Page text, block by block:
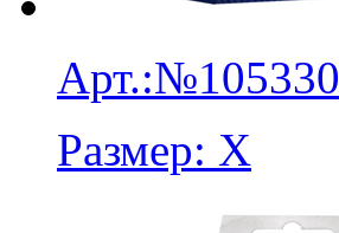
Арт.:№105330
Размер: X